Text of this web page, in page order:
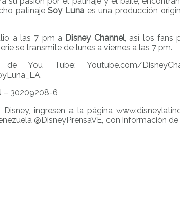
patinajeSoy Luna es una producción
a las 7 pm a Disney Channel, así los fans
se transmite de lunes a viernes a las 7 pm.
Tube: Youtube.com/
– 30209208-6
ingresen a la página
@DisneyPrensaVE, con información